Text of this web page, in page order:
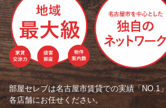
部屋セレブは名古屋市賃貸での実績「NO.1
各店舗にお任せください。